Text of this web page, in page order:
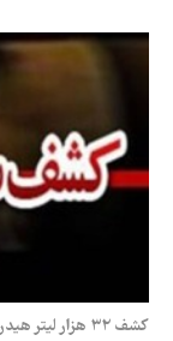
کشف ۳۲ هزار لیتر هیدرو کربن خارج از شبکه توزیع در لنجان